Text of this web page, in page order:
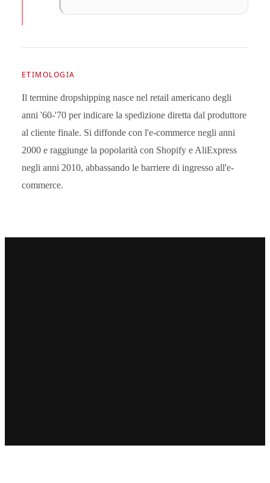
ETIMOLOGIA
Il termine dropshipping nasce nel retail americano degli
anni '60-'70 per indicare la spedizione diretta dal produttore
al cliente finale. Si diffonde con l'e-commerce negli anni
2000 e raggiunge la popolarità con Shopify e AliExpress
negli anni 2010, abbassando le barriere di ingresso all'e-
commerce.